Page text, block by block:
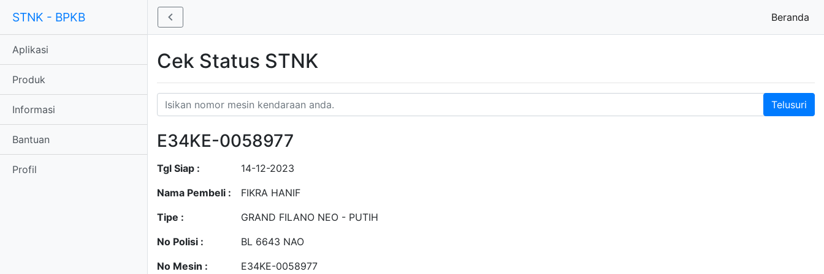
STNK - BPKB
Aplikasi
Produk
Informasi
Bantuan
Profil
Beranda
Cek Status STNK
E34KE-0058977
Tgl Siap :
14-12-2023
Nama Pembeli :
FIKRA HANIF
Tipe :
GRAND FILANO NEO - PUTIH
No Polisi :
BL 6643 NAO
No Mesin :
E34KE-0058977